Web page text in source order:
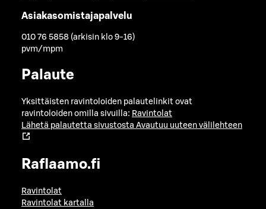
Asiakasomistajapalvelu
010 76 5858 (arkisin klo 9-16)
pvm/mpm
Palaute
Yksittäisten ravintoloiden palautelinkit ovat
ravintoloiden omilla sivuilla: Ravintolat
Lähetä palautetta sivustosta Avautuu uuteen välilehteen
Raflaamo.fi
Ravintolat
Ravintolat kartalla